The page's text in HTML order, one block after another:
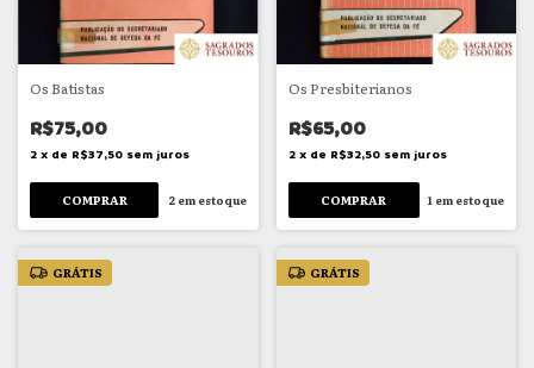
Os Batistas
R$75,00
2 x de R$37,50 sem juros
2em estoque
Os Presbiterianos
R$65,00
2 x de R$32,50 sem juros
1 em estoque
GRÁTIS GRÁTIS